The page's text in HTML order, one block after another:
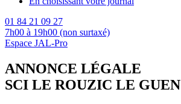
01 84 21 09 27
7h00 à 19h00 (non surtaxé)
Espace JAL-Pro
ANNONCE LÉGALE
SCI LE ROUZIC LE GUEN